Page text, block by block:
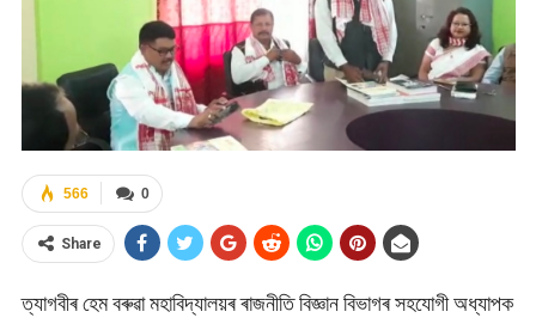
0
566
Share
ত্যাগবীৰ হেম বৰুৱা মহাবিদ্যালয়ৰ ৰাজনীতি বিজ্ঞান বিভাগৰ সহযোগী অধ্যাপক